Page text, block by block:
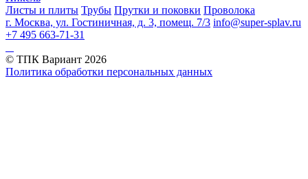
Листы и плиты Трубы Прутки и поковки Проволока
г. Москва, ул. Гостиничная, д. 3, помещ. 7/3 info@super-splav.ru
+7 495 663-71-31
© ТПК Вариант 2026
Политика обработки персональных данных